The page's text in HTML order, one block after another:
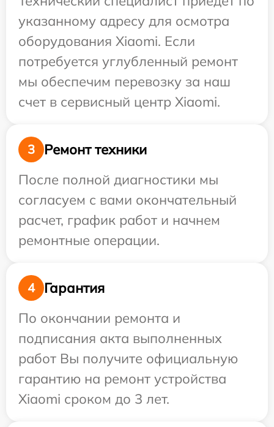
указанному адресу для осмотра
оборудования Xiaomi. Если
потребуется углубленный ремонт
мы обеспечим перевозку за наш
счет в сервисный центр Xiaomi.
3
Ремонт техники
После полной диагностики мы
согласуем с вами окончательный
расчет, график работ и начнем
ремонтные операции.
4
Гарантия
По окончании ремонта и
подписания акта выполненных
работ Вы получите официальную
гарантию на ремонт устройства
Xiaomi сроком до 3 лет.